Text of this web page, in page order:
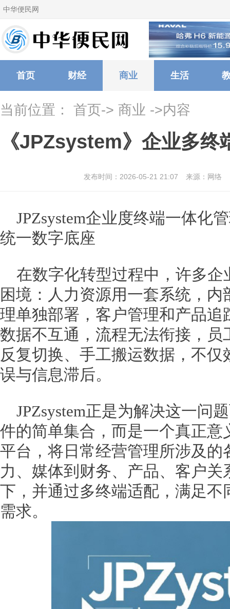
中华便民网
首页 财经 商业 生活
当前位置： 首页-> 商业 ->内容
《JPZsystem》企业多终
发布时间：2026-05-21 21:07 来源：网络
JPZsystem企业度终端一体
统一数字底座
在数字化转型过程中，许多
困境：人力资源用一套系统，
理单独部署，客户管理和产品
数据不互通，流程无法衔接，
反复切换、手工搬运数据，不
误与信息滞后。
JPZsystem正是为解决这一问
件的简单集合，而是一个真正
平台，将日常经营管理所涉及
力、媒体到财务、产品、客户
下，并通过多终端适配，满足
需求。